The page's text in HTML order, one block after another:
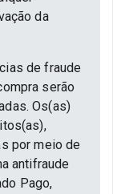
da
de fraude
serão
Os(as)
por meio de
antifraude
Pago,